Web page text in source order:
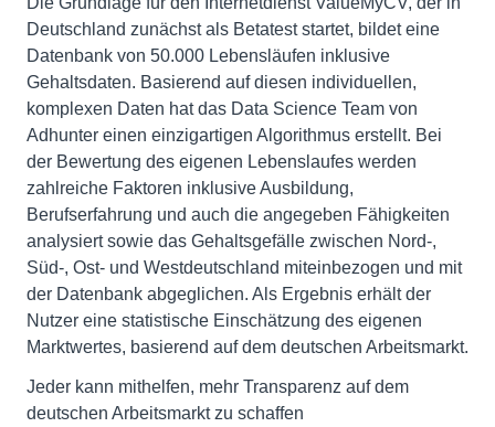
Deutschland zunächst als Betatest startet, bildet eine
Datenbank von 50.000 Lebensläufen inklusive
Gehaltsdaten. Basierend auf diesen individuellen,
komplexen Daten hat das Data Science Team von
Adhunter einen einzigartigen Algorithmus erstellt. Bei
der Bewertung des eigenen Lebenslaufes werden
zahlreiche Faktoren inklusive Ausbildung,
Berufserfahrung und auch die angegeben Fähigkeiten
analysiert sowie das Gehaltsgefälle zwischen Nord-,
Süd-, Ost- und Westdeutschland miteinbezogen und mit
der Datenbank abgeglichen. Als Ergebnis erhält der
Nutzer eine statistische Einschätzung des eigenen
Marktwertes, basierend auf dem deutschen Arbeitsmarkt.
Jeder kann mithelfen, mehr Transparenz auf dem
deutschen Arbeitsmarkt zu schaffen